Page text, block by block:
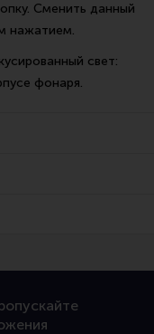
Сменить данный
нажатием.
свет:
фонаря.